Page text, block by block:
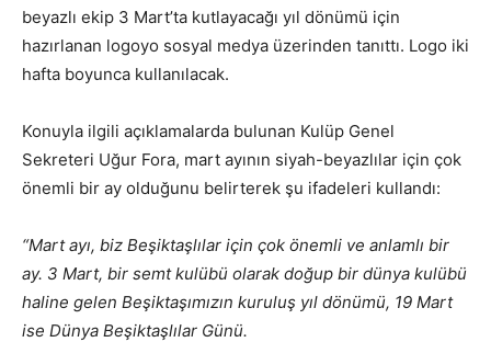
beyazlı ekip 3 Mart’ta kutlayacağı yıl dönümü için
hazırlanan logoyo sosyal medya üzerinden tanıttı. Logo iki
hafta boyunca kullanılacak.
Konuyla ilgili açıklamalarda bulunan Kulüp Genel
Sekreteri Uğur Fora, mart ayının siyah-beyazlılar için çok
önemli bir ay olduğunu belirterek şu ifadeleri kullandı:
“Mart ayı, biz Beşiktaşlılar için çok önemli ve anlamlı bir
ay. 3 Mart, bir semt kulübü olarak doğup bir dünya kulübü
haline gelen Beşiktaşımızın kuruluş yıl dönümü, 19 Mart
ise Dünya Beşiktaşlılar Günü.